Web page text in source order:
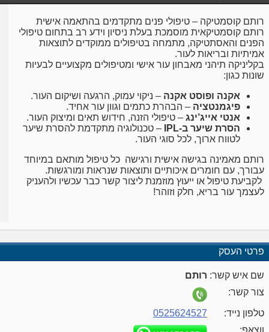
רותם קוסמטיקה – טיפולי פנים מתקדמים בהתאמה אישית
רותם קוסמטיקאית מוסמכת בעלת ניסיון וידע רב בתחום טיפולי
הפנים והאסתטיקה, מתמחה בטיפולים ממוקדים לתוצאות
אמיתיות ובריאות לעור.
בקליניקה תיהני מאבחון עור אישי ומטיפולים מקצועיים לבעיות
שונות כגון:
אקנה ופוסט אקנה – ניקוי עמוק, הרגעה ושיקום העור.
פיגמנטציה – הבהרת כתמים וגוון עור אחיד.
אנטי אייג’ינג – טיפולי הזנה, חידוש תאים ומיצוק העור.
הסרת שיער ב-IPL
– טכנולוגיה מתקדמת להסרת שיער
לטווח ארוך, לכל סוגי העור.
רותם מאמינה בגישה אישית ורגישה כל טיפול מותאם במיוחד
עבורך, עם חומרים איכותיים ותוצאות שנראות ומורגשות.
לקביעת טיפול או ייעוץ מוזמנת ליצור קשר כבר עכשיו ולהעניק
לעצמך עור בריא, חלק וזוהר!
פרטי העסק
שם איש קשר: רותם
צור קשר:
טלפון נייד:
0525624527
ווצאפ: